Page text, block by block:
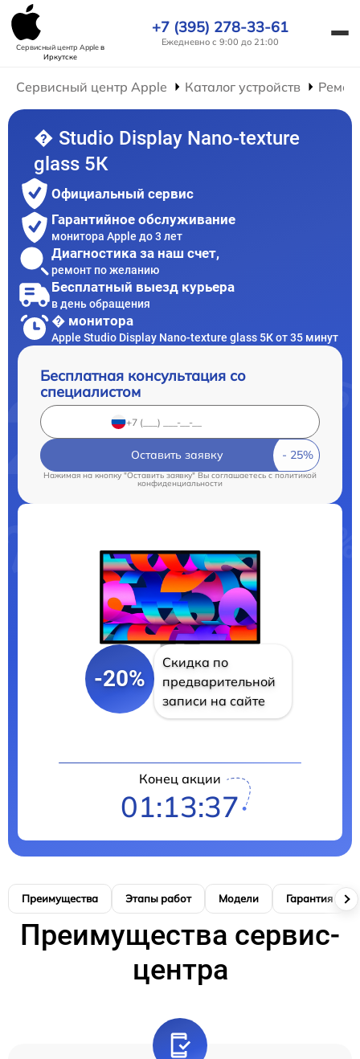
Сервисный центр Appleв
Иркутске
+7 (395) 278-33-61
Ежедневно с 9:00 до 21:00
Сервисный центр Apple Каталог устройств
� Studio Display Nano-texture
glass 5К
Официальный сервис
Гарантийное обслуживание
монитора Apple до 3 лет
Диагностика за наш счет,
ремонт по желанию
Бесплатный выезд курьера
в день обращения
� монитора
Apple Studio Display Nano-texture glass 5К от 35 минут
Бесплатная консультация со
специалистом
Оставить заявку
Нажимая на кнопку "Оставить заявку" Вы соглашаетесь cполитикой
конфиденциальности
-20%
Скидка по
предварительной
записи на сайте
Конец акции
01:13:36
Преимущества Этапы работ Модели Гарантия
Преимущества сервис-
центра